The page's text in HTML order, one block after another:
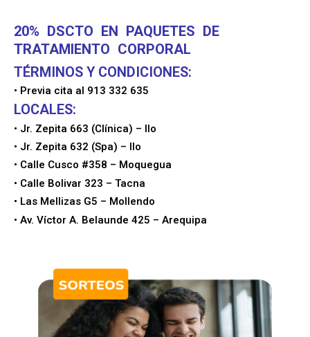
20% DSCTO EN PAQUETES DE
TRATAMIENTO CORPORAL
TÉRMINOS Y CONDICIONES:
• Previa cita al 913 332 635
LOCALES:
• Jr. Zepita 663 (Clínica) – Ilo
• Jr. Zepita 632 (Spa) – Ilo
• Calle Cusco #358 – Moquegua
• Calle Bolivar 323 – Tacna
• Las Mellizas G5 – Mollendo
• Av. Víctor A. Belaunde 425 – Arequipa